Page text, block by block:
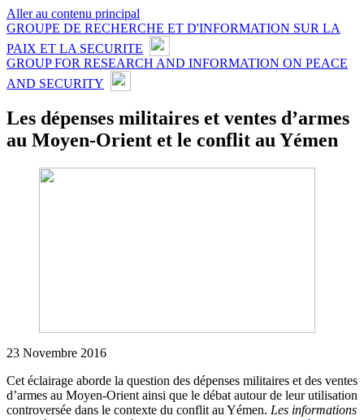
Aller au contenu principal
GROUPE DE RECHERCHE ET D'INFORMATION SUR LA
PAIX ET LA SECURITE
GROUP FOR RESEARCH AND INFORMATION ON PEACE
AND SECURITY
Les dépenses militaires et ventes d’armes
au Moyen-Orient et le conflit au Yémen
23 Novembre 2016
Cet éclairage aborde la question des dépenses militaires et des ventes
d’armes au Moyen-Orient ainsi que le débat autour de leur utilisation
controversée dans le contexte du conflit au Yémen. Les informations